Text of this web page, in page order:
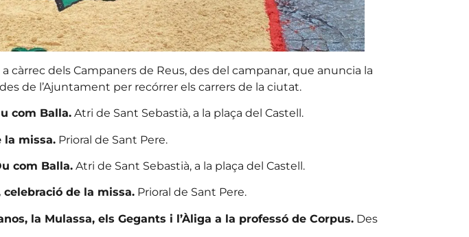
a càrrec dels Campaners de Reus, des del campanar, que anuncia la
de l’Ajuntament per recórrer els carrers de la ciutat.
com Balla.Atri de Sant Sebastià, a la plaça del Castell.
la missa.Prioral de Sant Pere.
com Balla.Atri de Sant Sebastià, a la plaça del Castell.
de la missa.Prioral de Sant Pere.
la Mulassa, els Gegants i l’Àliga a la professó de Corpus.Des